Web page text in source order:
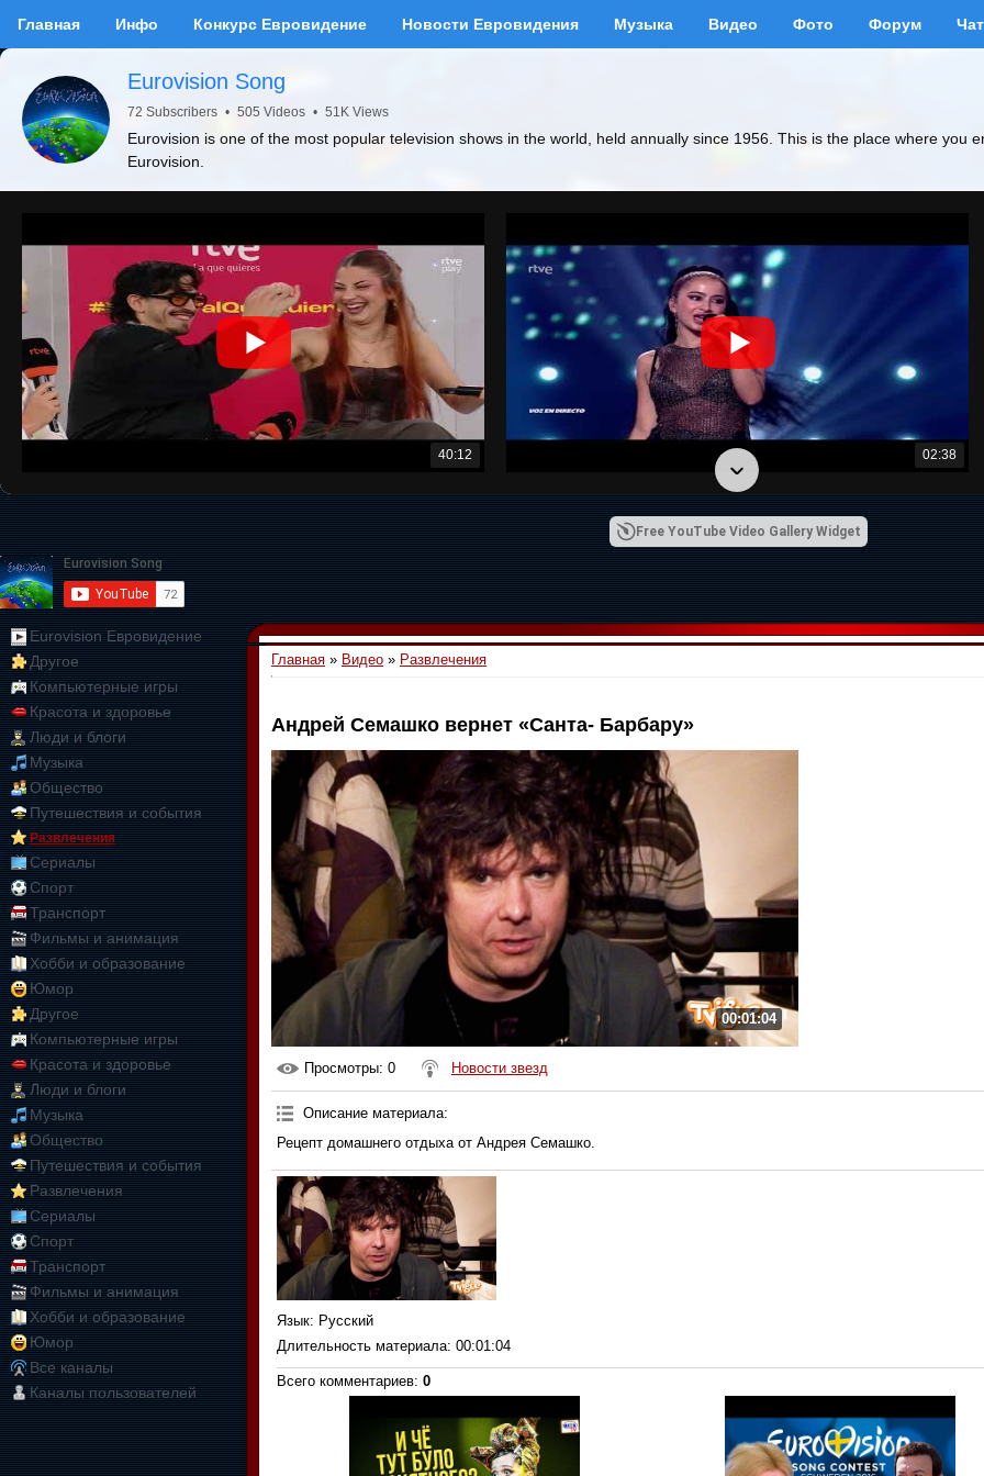
Главная Инфо Конкурс Евровидение Новости Евровидения Музыка Видео Фото Форум Чат
Eurovision Song
72 Subscribers • 505 Videos • 51K Views
Eurovision is one of the most popular television shows in the world, held annually since 1956. This is the place where you
Eurovision.
40:12 02:38
01:09:10
Free YouTube Video Gallery Widget
Eurovision Евровидение
Другое
Компьютерные игры
Красота и здоровье
Люди и блоги
Музыка
Общество
Путешествия и события
Развлечения
Сериалы
Спорт
Транспорт
Фильмы и анимация
Хобби и образование
Юмор
Другое
Компьютерные игры
Красота и здоровье
Люди и блоги
Музыка
Общество
Путешествия и события
Развлечения
Сериалы
Спорт
Транспорт
Фильмы и анимация
Хобби и образование
Юмор
Все каналы
Каналы пользователей
Главная » Видео » Развлечения
Андрей Семашко вернет «Санта- Барбару»
00:01:04
Просмотры: 0 Новости звезд
Описание материала:
Рецепт домашнего отдыха от Андрея Семашко.
Язык: Русский
Длительность материала: 00:01:04
Всего комментариев: 0